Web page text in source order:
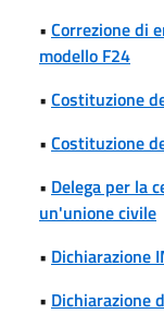
• Correzione di
modello F24
• Costituzione
• Costituzione
• Delega per la
un'unione civile
• Dichiarazione
• Dichiarazione